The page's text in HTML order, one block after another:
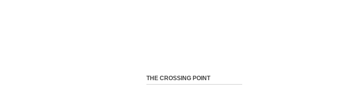
THE CROSSING POINT